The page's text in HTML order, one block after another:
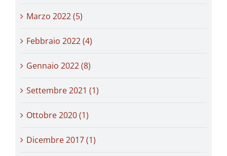
Marzo 2022 (5)
Febbraio 2022 (4)
Gennaio 2022 (8)
Settembre 2021 (1)
Ottobre 2020 (1)
Dicembre 2017 (1)